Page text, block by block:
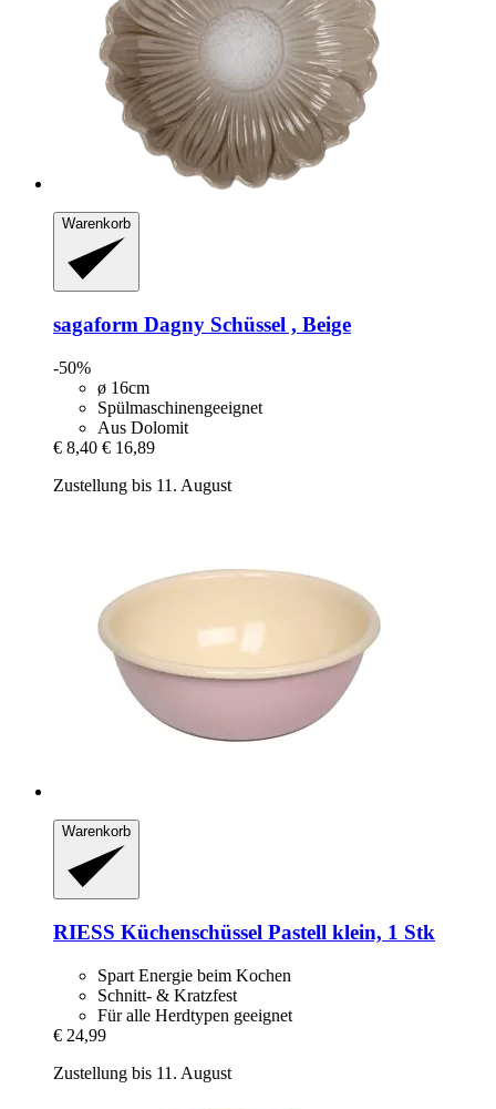
Warenkorb
sagaform Dagny Schüssel , Beige
-50%
ø 16cm
Spülmaschinengeeignet
Aus Dolomit
€ 8,40 € 16,89
Zustellung bis 11. August
Warenkorb
RIESS Küchenschüssel Pastell klein, 1 Stk
Spart Energie beim Kochen
Schnitt- & Kratzfest
Für alle Herdtypen geeignet
€ 24,99
Zustellung bis 11. August